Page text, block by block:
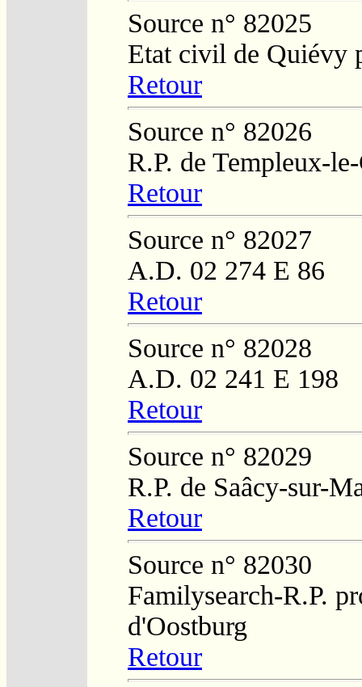
Source n° 82025
Etat civil de Quiévy
Retour
Source n° 82026
R.P. de Templeux-
Retour
Source n° 82027
A.D. 02 274 E 86
Retour
Source n° 82028
A.D. 02 241 E 198
Retour
Source n° 82029
R.P. de Saâcy-sur-
Retour
Source n° 82030
Familysearch-R.P.
d'Oostburg
Retour